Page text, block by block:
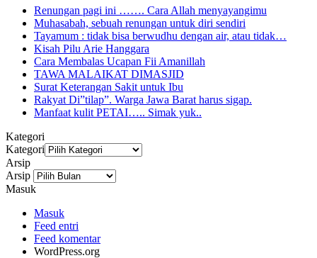
Renungan pagi ini ……. Cara Allah menyayangimu
Muhasabah, sebuah renungan untuk diri sendiri
Tayamum : tidak bisa berwudhu dengan air, atau tidak…
Kisah Pilu Arie Hanggara
Cara Membalas Ucapan Fii Amanillah
TAWA MALAIKAT DIMASJID
Surat Keterangan Sakit untuk Ibu
Rakyat Di”tilap”. Warga Jawa Barat harus sigap.
Manfaat kulit PETAI….. Simak yuk..
Kategori
Kategori
Arsip
Arsip
Masuk
Masuk
Feed entri
Feed komentar
WordPress.org